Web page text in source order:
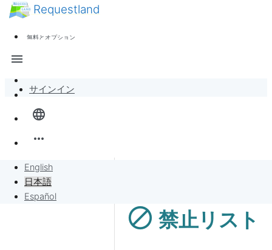
Requestland
無料とオプション
language
more_horiz
English
日本語
Español
menu
全体像
リクエストに販売
ニュース
サインイン
block 禁止リスト